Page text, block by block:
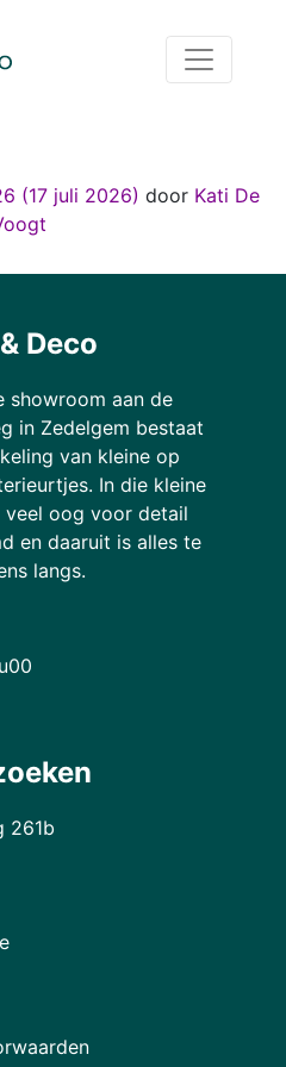
!! Gratis
(17 juli 2026) door Kati De
Deco
showroom aan de
in Zedelgem bestaat
van kleine op
In die kleine
oog voor detail
en daaruit is alles te
langs.
261b